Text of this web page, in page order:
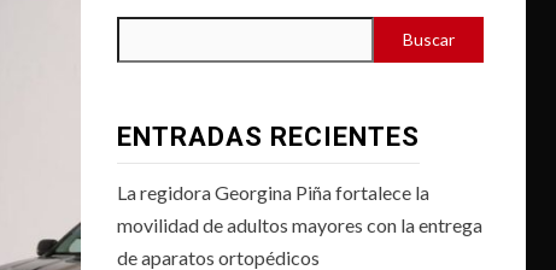
Buscar
ENTRADAS RECIENTES
La regidora Georgina Piña fortalece la
movilidad de adultos mayores con la entrega
de aparatos ortopédicos